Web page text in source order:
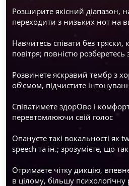
Розширите якісний діапазон,
переходити з низьких нот на
Навчитесь співати без тряски,
повітря; повністю
Розвинете яскравий тембр з
об’ємом, підчистите
Співатимете здорОво і
перевтомлюючи свій голос
Опануєте такі вокальності як
speech та ін.; зрозумієте, що
Отримаєте чітку дикцію,
в цілому, більшу психологічну